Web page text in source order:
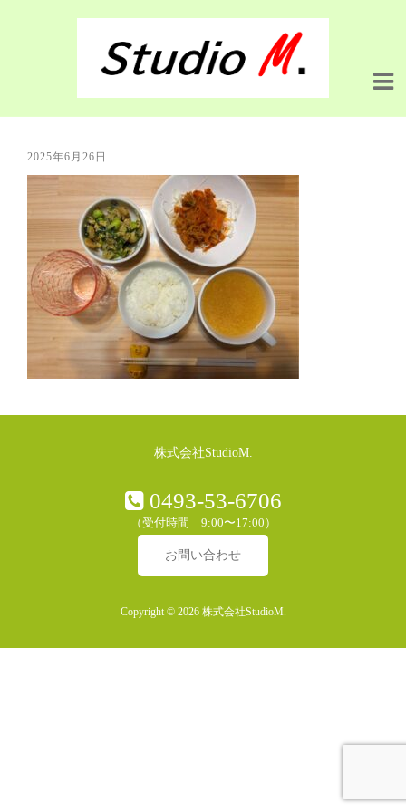
2025年6月26日
株式会社StudioM.
0493-53-6706
（受付時間 9:00〜17:00）
お問い合わせ
Copyright © 2026 株式会社StudioM.